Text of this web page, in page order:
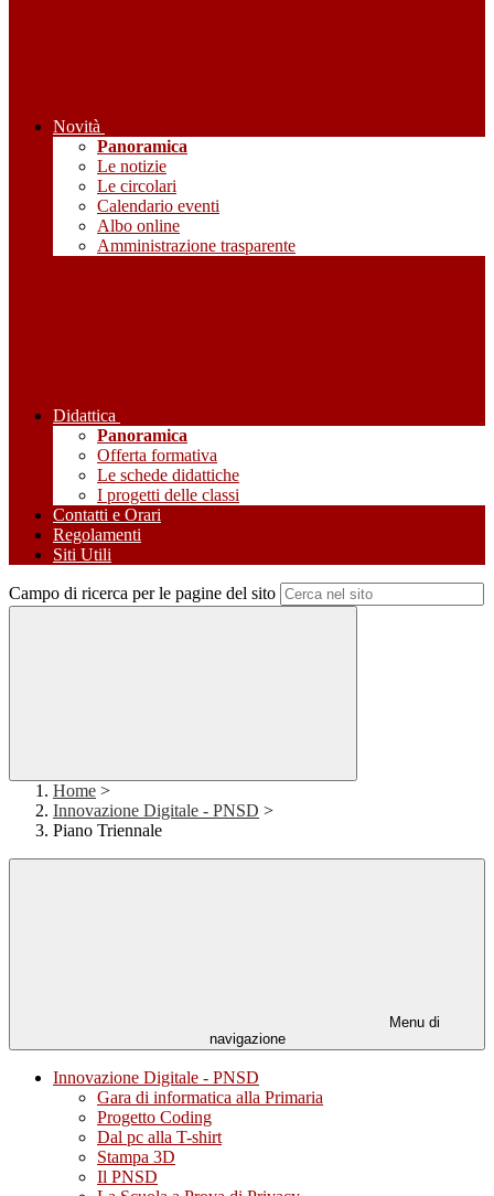
Novità
Panoramica
Le notizie
Le circolari
Calendario eventi
Albo online
Amministrazione trasparente
Didattica
Panoramica
Offerta formativa
Le schede didattiche
I progetti delle classi
Contatti e Orari
Regolamenti
Siti Utili
Campo di ricerca per le pagine del sito
Home >
Innovazione Digitale - PNSD >
Piano Triennale
Menu di
navigazione
Innovazione Digitale - PNSD
Gara di informatica alla Primaria
Progetto Coding
Dal pc alla T-shirt
Stampa 3D
Il PNSD